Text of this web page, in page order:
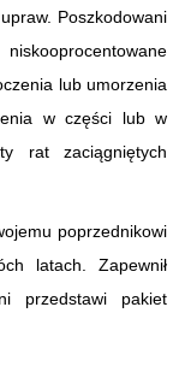
Poszkodowani
lub umorzenia
w części lub w
rat zaciągniętych
poprzednikowi
latach. Zapewnił
przedstawi pakiet